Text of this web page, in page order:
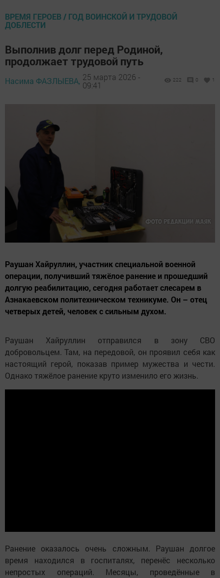
ВРЕМЯ ГЕРОЕВ / ГОД ВОИНСКОЙ И ТРУДОВОЙ
ДОБЛЕСТИ
Выполнив долг перед Родиной,
продолжает трудовой путь
Насима ФАЗЛЫЕВА, 25 марта 2026 -
09:41
222 0 1
Раушан Хайруллин, участник специальной военной
операции, получивший тяжёлое ранение и прошедший
долгую реабилитацию, сегодня работает слесарем в
Азнакаевском политехническом техникуме. Он – отец
четверых детей, человек с сильным духом.
Раушан Хайруллин отправился в зону СВО
добровольцем. Там, на передовой, он проявил себя как
настоящий герой, показав пример мужества и чести.
Однако тяжёлое ранение круто изменило его жизнь.
Ранение оказалось очень сложным. Раушан долгое
время находился в госпиталях, перенёс несколько
непростых операций. Месяцы, проведённые в